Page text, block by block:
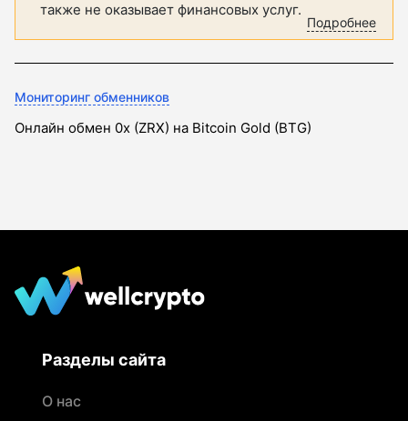
также не оказывает финансовых услуг.
Подробнее
Мониторинг обменников
Онлайн обмен 0x (ZRX) на Bitcoin Gold (BTG)
Разделы сайта
О нас